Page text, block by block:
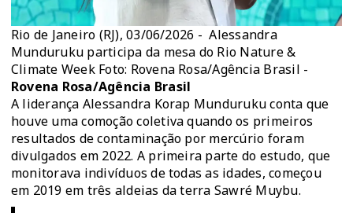
Rio de Janeiro (RJ), 03/06/2026 - Alessandra
Munduruku participa da mesa do Rio Nature &
Climate Week Foto: Rovena Rosa/Agência Brasil -
Rovena Rosa/Agência Brasil
A liderança Alessandra Korap Munduruku conta que
houve uma comoção coletiva quando os primeiros
resultados de contaminação por mercúrio foram
divulgados em 2022. A primeira parte do estudo, que
monitorava indivíduos de todas as idades, começou
em 2019 em três aldeias da terra Sawré Muybu.